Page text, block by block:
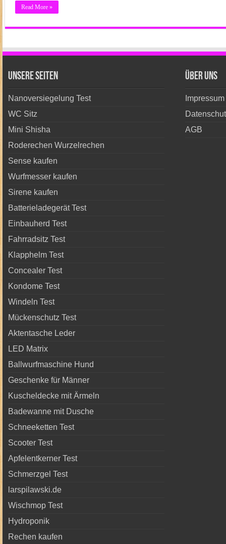
Read More »
unsere Seiten
Nanoversiegelung Test
WC Sitz
Mini Shisha
Roderechen Wurzelrechen
Sense kaufen
Wurfmesser kaufen
Sirene kaufen
Batterieladegerät Test
Einbauherd Test
Fahrradsitz Test
Klapphelm Test
Concealer Test
Kondome Test
Windeln Test
Mückenschutz Test
Aktentasche Leder
LED Matrix
Ballwurfmaschine Hund
Geschenke für Männer
Kuscheldecke mit Ärmeln
Badewanne mit Dusche
Schneeketten Test
Scooter Test
Apfelentkerner Test
Schmerzgel Test
larspilawski.de
Wischmop Test
Hydroponik
Rechen kaufen
Über Uns
Impressum
AGB